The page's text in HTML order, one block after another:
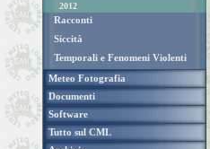
2012
Racconti
Siccità
Temporali e Fenomeni Violenti
Meteo Fotografia
Documenti
Software
Tutto sul CML